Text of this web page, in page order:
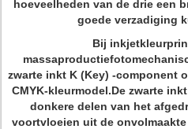
hoeveelheden van de drie een
goede verzadiging
Bij
zwarte inkt K (Key) -component
CMYK-kleurmodel.De zwarte
donkere delen van het
voortvloeien uit de